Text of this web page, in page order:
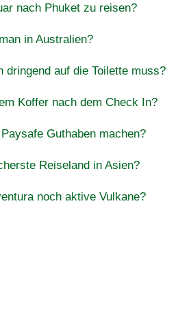
nach Phuket zu reisen?
in Australien?
dringend auf die Toilette muss?
Koffer nach dem Check In?
Guthaben machen?
Reiseland in Asien?
noch aktive Vulkane?